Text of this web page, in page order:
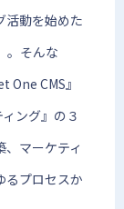
活動を始めた
。そんな
CMS』
ング』の３
マーケティ
るプロセスか